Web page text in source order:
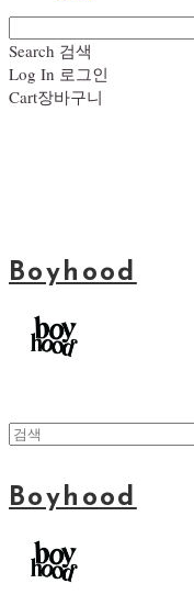
Search 검색
Log In 로그인
Cart장바구니
Boyhood
Boyhood